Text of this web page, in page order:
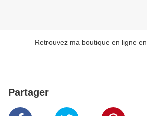
Retrouvez ma boutique en ligne en
Partager